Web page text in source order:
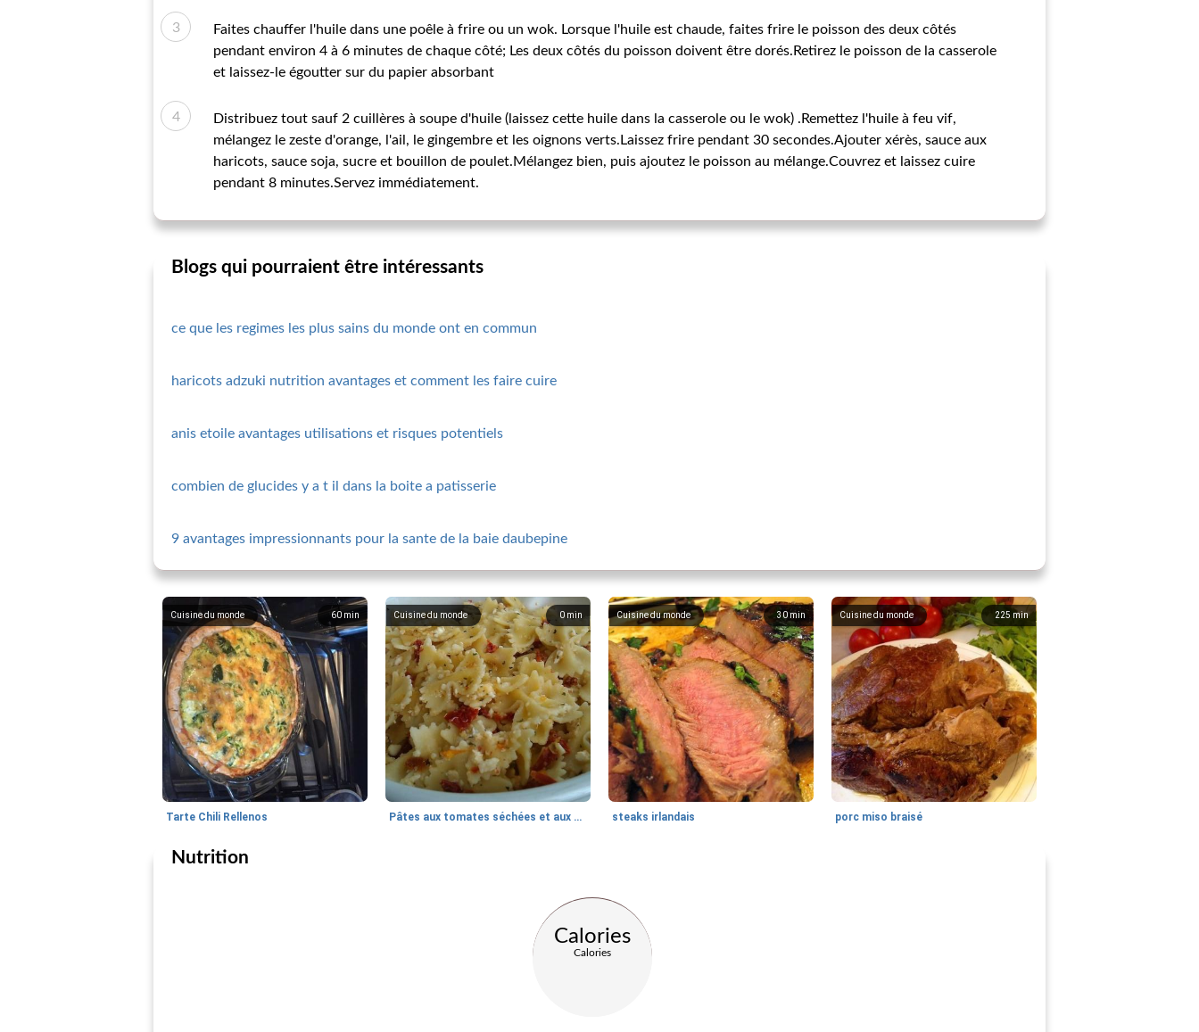
Faites chauffer l'huile dans une poêle à frire ou un wok. Lorsque l'huile est chaude, faites frire le poisson des deux côtés
pendant environ 4 à 6 minutes de chaque côté; Les deux côtés du poisson doivent être dorés.Retirez le poisson de la casserole
et laissez-le égoutter sur du papier absorbant
Distribuez tout sauf 2 cuillères à soupe d'huile (laissez cette huile dans la casserole ou le wok) .Remettez l'huile à feu vif,
mélangez le zeste d'orange, l'ail, le gingembre et les oignons verts.Laissez frire pendant 30 secondes.Ajouter xérès, sauce aux
haricots, sauce soja, sucre et bouillon de poulet.Mélangez bien, puis ajoutez le poisson au mélange.Couvrez et laissez cuire
pendant 8 minutes.Servez immédiatement.
Blogs qui pourraient être intéressants
ce que les regimes les plus sains du monde ont en commun
haricots adzuki nutrition avantages et comment les faire cuire
anis etoile avantages utilisations et risques potentiels
combien de glucides y a t il dans la boite a patisserie
9 avantages impressionnants pour la sante de la baie daubepine
60 min
Cuisine du monde
Tarte Chili Rellenos
0 min
Cuisine du monde
Pâtes aux tomates séchées et aux nœuds papillons
30min
Cuisine du monde
steaks irlandais
225 min
Cuisine du monde
porc miso braisé
Nutrition
Calories
Calories